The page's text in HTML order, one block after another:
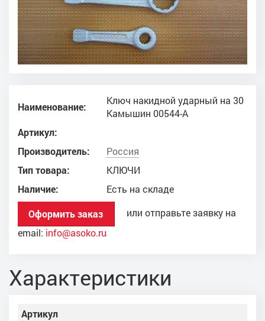
Наименование:
Ключ накидной ударный на 30
Камышин 00544-А
Артикул:
Производитель:
Россия
Тип товара:
КЛЮЧИ
Наличие:
Есть на складе
Оформить заказ
или отправьте заявку на
email: info@asoko.ru
Характеристики
Артикул